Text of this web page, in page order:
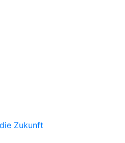
Zukunft